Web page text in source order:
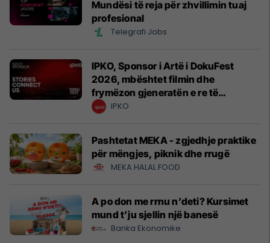
Mundësi të reja për zhvillimin tuaj
profesional
Telegrafi Jobs
IPKO, Sponsor i Artë i DokuFest
2026, mbështet filmin dhe
frymëzon gjeneratën e re të
krijuesve
IPKO
Pashtetat MEKA - zgjedhje praktike
për mëngjes, piknik dhe rrugë
MEKA HALAL FOOD
A po don me rrnu n’deti? Kursimet
mund t’ju sjellin një banesë
Banka Ekonomike